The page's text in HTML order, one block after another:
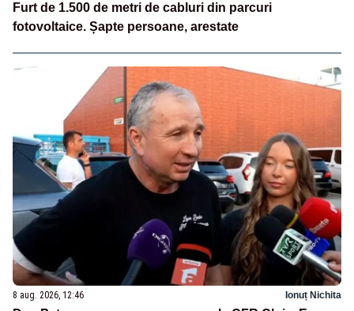
Furt de 1.500 de metri de cabluri din parcuri
fotovoltaice. Șapte persoane, arestate
8 aug. 2026, 12:46 Ionuț Nichita